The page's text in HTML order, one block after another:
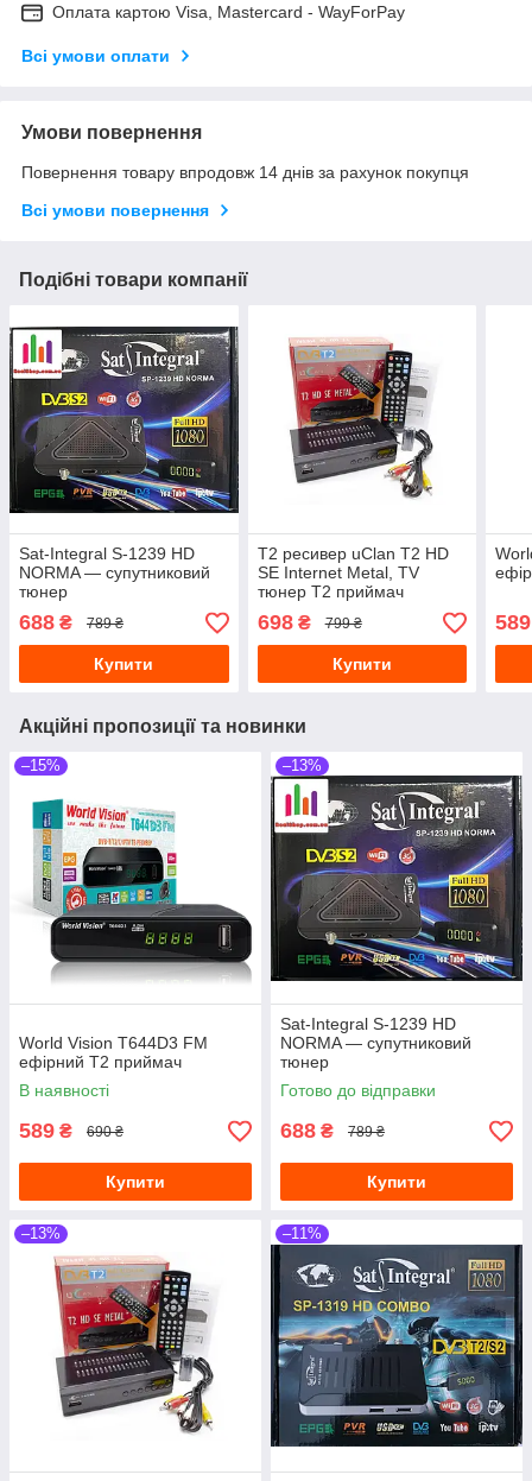
Оплата картою Visa, Mastercard - WayForPay
Всі умови оплати
Умови повернення
Повернення товару впродовж 14 днів за рахунок покупця
Всі умови повернення
Подібні товари компанії
Sat-Integral S-1239 HD
NORMA — супутниковий
тюнер
688 ₴ 789 ₴
Купити
Т2 ресивер uClan T2 HD
SE Internet Metal, TV
тюнер Т2 приймач
698₴ 799 ₴
Купити
589
Акційні пропозиції та новинки
–15%
World Vision T644D3 FM
ефірний Т2 приймач
В наявності
589 ₴ 690 ₴
Купити
–13%
Sat-Integral S-1239 HD
NORMA — супутниковий
тюнер
Готово до відправки
688 ₴ 789 ₴
Купити
–13% –11%